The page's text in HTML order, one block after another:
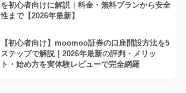
を初心者向けに解説｜料金・無料プランから安全
性まで【2026年最新】
【初心者向け】moomoo証券の口座開設方法を5
ステップで解説｜2026年最新の評判・メリッ
ト・始め方を実体験レビューで完全網羅